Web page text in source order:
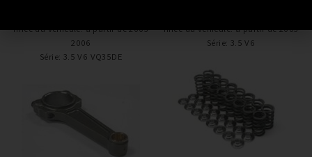
Année du véhicule:à partir de 2003 -
2006
Série: 3.5 V6 VQ35DE
Année du véhicule:à partir de 2003+
Série: 3.5 V6